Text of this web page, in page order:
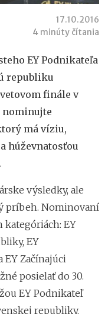
17.10.2016
4 minúty čítania
EY Podnikateľa
republiku
finále v
nominujte
má víziu,
húževnatosťou
výsledky, ale
príbeh. Nominovaní
EY
EY
Začínajúci
posielať do 30.
EY Podnikateľ
republiky.